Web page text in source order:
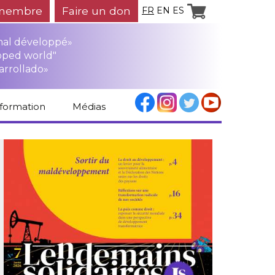
Faire un don FR EN ES
développé»
world"
Médias
Revue de presse